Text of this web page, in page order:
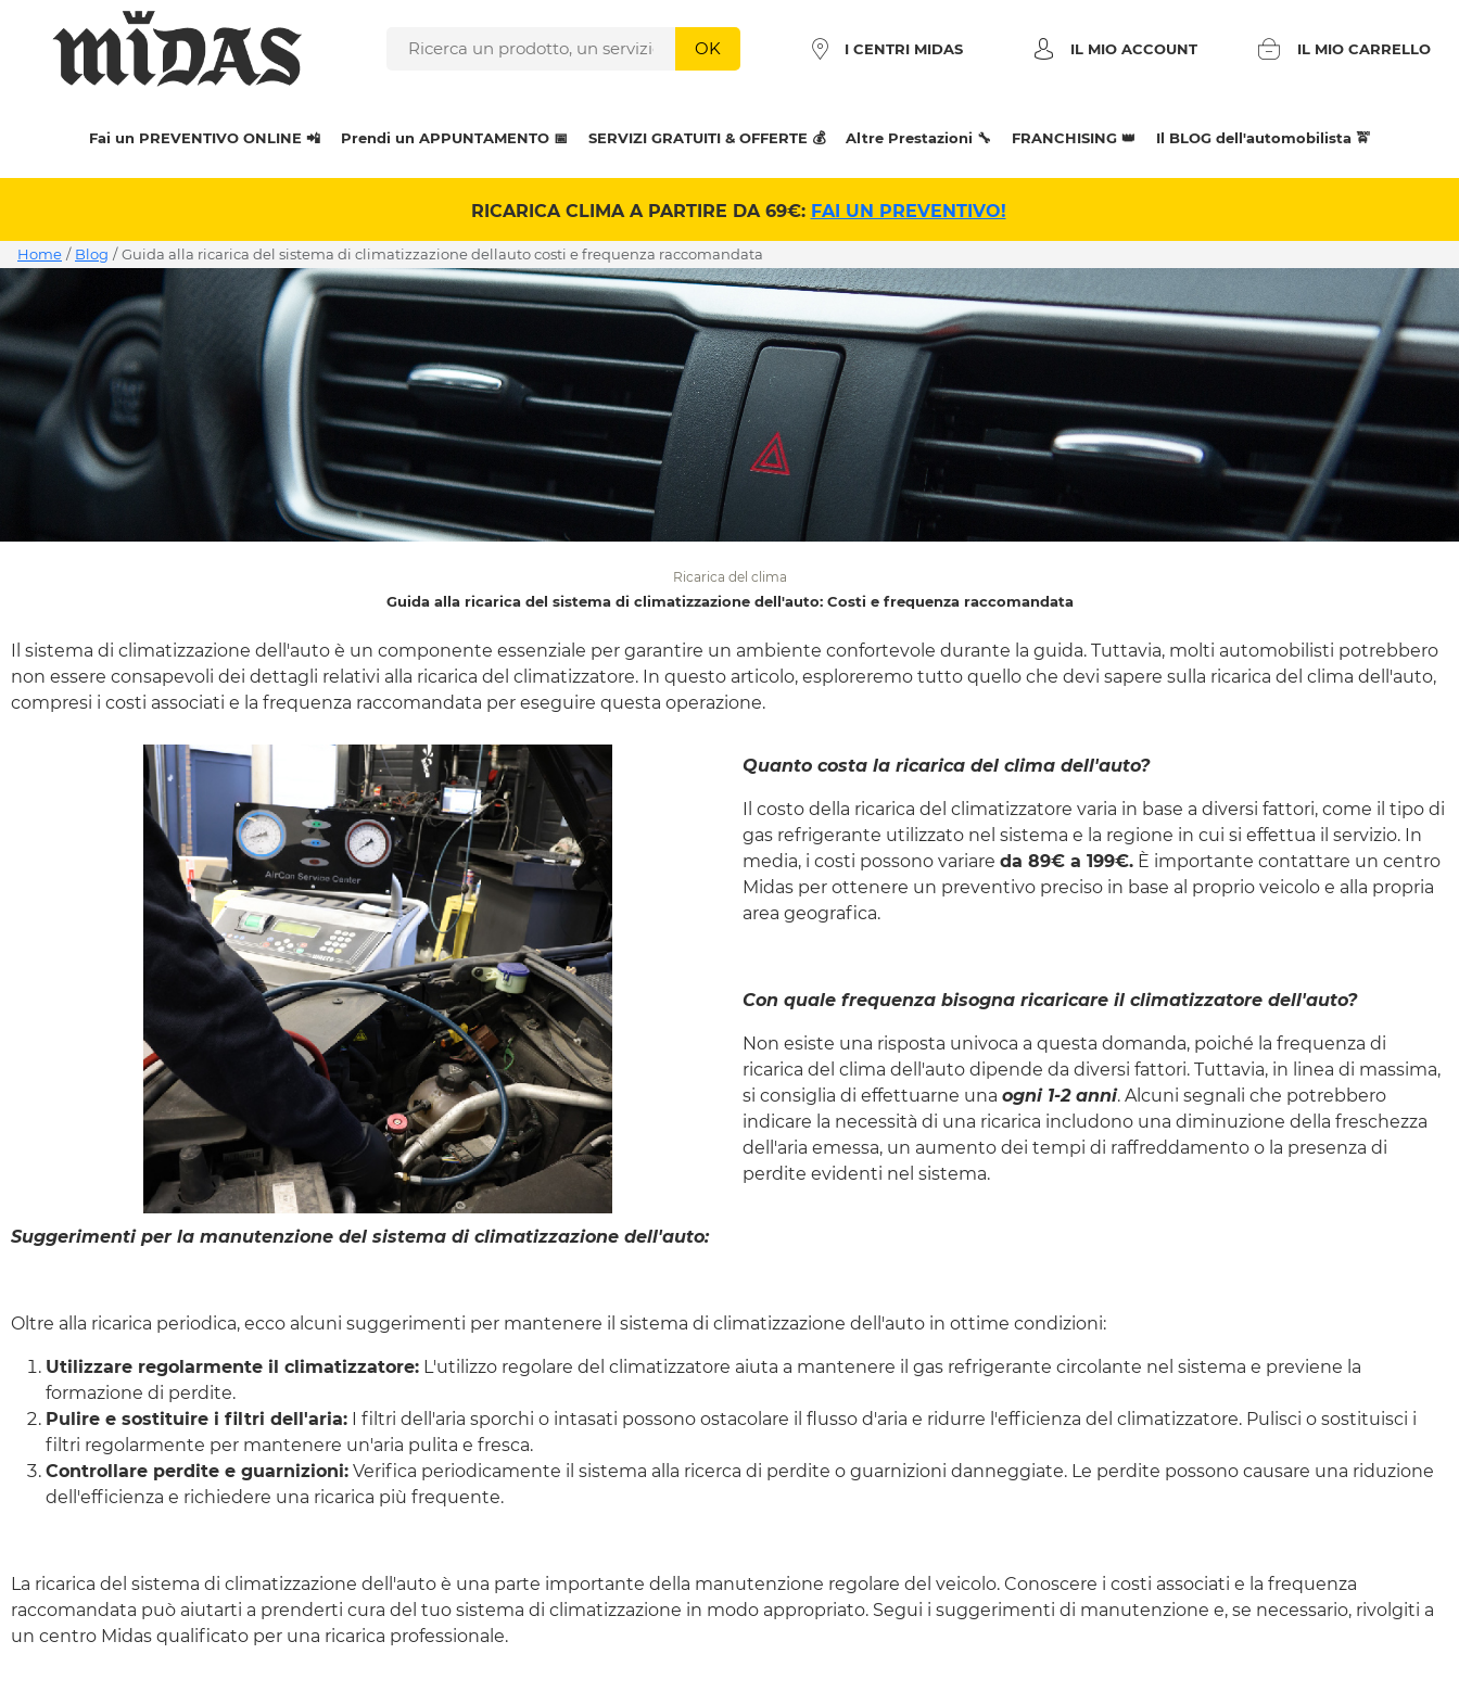
OK I CENTRI MIDAS IL MIO ACCOUNT IL MIO CARRELLO
Fai un PREVENTIVO ONLINE 📲 Prendi un APPUNTAMENTO 📅 SERVIZI GRATUITI & OFFERTE 💰 Altre Prestazioni 🔧 FRANCHISING 👑 Il BLOG dell'automobilista 🚖
RICARICA CLIMA A PARTIRE DA 69€: FAI UN PREVENTIVO!
Home / Blog / guida alla ricarica del sistema di climatizzazione dellauto costi e frequenza raccomandata
Ricarica del clima
Guida alla ricarica del sistema di climatizzazione dell'auto: Costi e frequenza raccomandata
Il sistema di climatizzazione dell'auto è un componente essenziale per garantire un ambiente confortevole durante la guida. Tuttavia, molti automobilisti potrebbero
non essere consapevoli dei dettagli relativi alla ricarica del climatizzatore. In questo articolo, esploreremo tutto quello che devi sapere sulla ricarica del clima dell'auto,
compresi i costi associati e la frequenza raccomandata per eseguire questa operazione.
Quanto costa la ricarica del clima dell'auto?
Il costo della ricarica del climatizzatore varia in base a diversi fattori, come il tipo di
gas refrigerante utilizzato nel sistema e la regione in cui si effettua il servizio. In
media, i costi possono variare da 89€ a 199€. È importante contattare un centro
Midas per ottenere un preventivo preciso in base al proprio veicolo e alla propria
area geografica.
Con quale frequenza bisogna ricaricare il climatizzatore dell'auto?
Non esiste una risposta univoca a questa domanda, poiché la frequenza di
ricarica del clima dell'auto dipende da diversi fattori. Tuttavia, in linea di massima,
si consiglia di effettuarne una ogni 1-2 anni. Alcuni segnali che potrebbero
indicare la necessità di una ricarica includono una diminuzione della freschezza
dell'aria emessa, un aumento dei tempi di raffreddamento o la presenza di
perdite evidenti nel sistema.
Suggerimenti per la manutenzione del sistema di climatizzazione dell'auto:
Oltre alla ricarica periodica, ecco alcuni suggerimenti per mantenere il sistema di climatizzazione dell'auto in ottime condizioni:
Utilizzare regolarmente il climatizzatore: L'utilizzo regolare del climatizzatore aiuta a mantenere il gas refrigerante circolante nel sistema e previene la
formazione di perdite.
Pulire e sostituire i filtri dell'aria: I filtri dell'aria sporchi o intasati possono ostacolare il flusso d'aria e ridurre l'efficienza del climatizzatore. Pulisci o sostituisci i
filtri regolarmente per mantenere un'aria pulita e fresca.
Controllare perdite e guarnizioni: Verifica periodicamente il sistema alla ricerca di perdite o guarnizioni danneggiate. Le perdite possono causare una riduzione
dell'efficienza e richiedere una ricarica più frequente.
La ricarica del sistema di climatizzazione dell'auto è una parte importante della manutenzione regolare del veicolo. Conoscere i costi associati e la frequenza
raccomandata può aiutarti a prenderti cura del tuo sistema di climatizzazione in modo appropriato. Segui i suggerimenti di manutenzione e, se necessario, rivolgiti a
un centro Midas qualificato per una ricarica professionale.